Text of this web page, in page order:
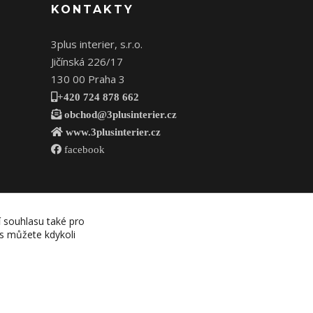
KONTAKTY
3plus interier, s.r.o.
Jičínská 226/17
130 00 Praha 3
+420 724 878 662
obchod@3plusinterier.cz
www.3plusinterier.cz
facebook
také pro
můžete kdykoli